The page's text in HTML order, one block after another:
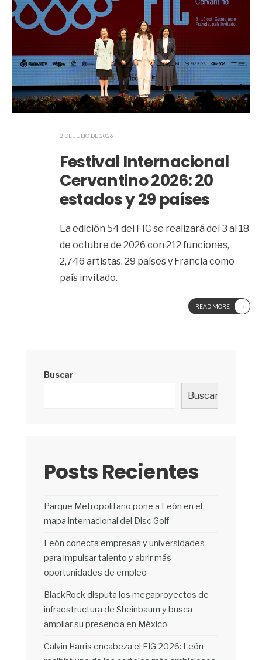
2 DE JULIO DE 2026
Festival Internacional
Cervantino 2026: 20
estados y 29 países
La edición 54 del FIC se realizará del 3 al 18
de octubre de 2026 con 212 funciones,
2,746 artistas, 29 países y Francia como
país invitado.
READ MORE →
Buscar
Buscar
Posts Recientes
Parque Metropolitano pone a León en el
mapa internacional del Disc Golf
León conecta empresas y universidades
para impulsar talento y abrir más
oportunidades de empleo
BlackRock disputa los megaproyectos de
infraestructura de Sheinbaum y busca
ampliar su presencia en México
Calvin Harris encabeza el FIG 2026: León